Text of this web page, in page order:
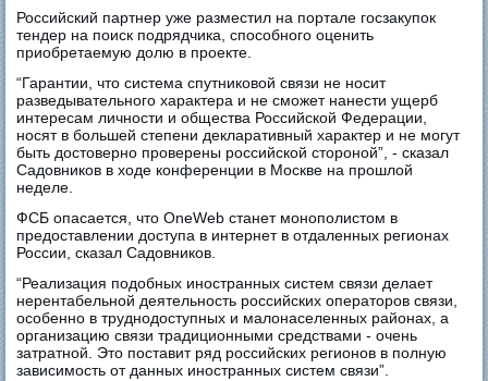
Российский партнер уже разместил на портале госзакупок
тендер на поиск подрядчика, способного оценить
приобретаемую долю в проекте.
“Гарантии, что система спутниковой связи не носит
разведывательного характера и не сможет нанести ущерб
интересам личности и общества Российской Федерации,
носят в большей степени декларативный характер и не могут
быть достоверно проверены российской стороной”, - сказал
Садовников в ходе конференции в Москве на прошлой
неделе.
ФСБ опасается, что OneWeb станет монополистом в
предоставлении доступа в интернет в отдаленных регионах
России, сказал Садовников.
“Реализация подобных иностранных систем связи делает
нерентабельной деятельность российских операторов связи,
особенно в труднодоступных и малонаселенных районах, а
организацию связи традиционными средствами - очень
затратной. Это поставит ряд российских регионов в полную
зависимость от данных иностранных систем связи”.